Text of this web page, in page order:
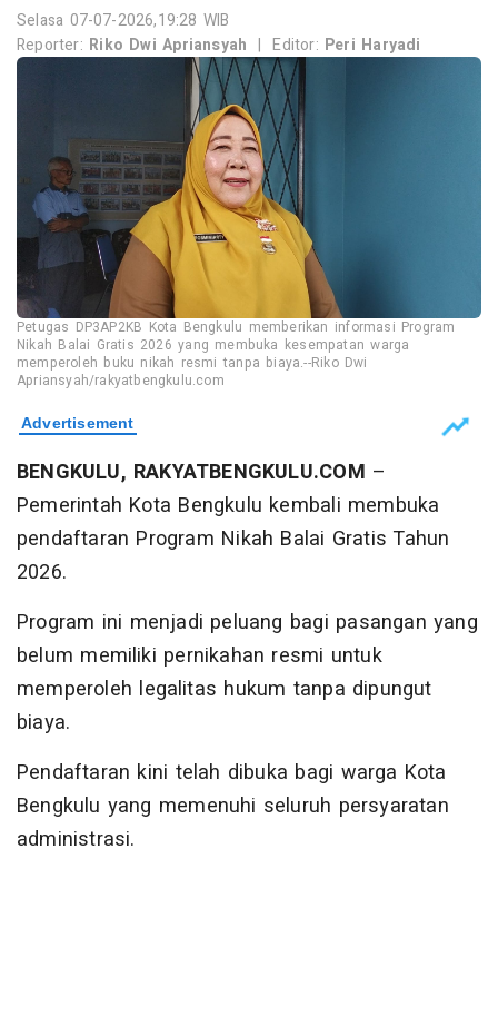
Selasa 07-07-2026,19:28 WIB
Reporter: Riko Dwi Apriansyah | Editor: Peri Haryadi
Petugas DP3AP2KB Kota Bengkulu memberikan informasi Program
Nikah Balai Gratis 2026 yang membuka kesempatan warga
memperoleh buku nikah resmi tanpa biaya.--Riko Dwi
Apriansyah/rakyatbengkulu.com
BENGKULU, RAKYATBENGKULU.COM –
Pemerintah Kota Bengkulu kembali membuka
pendaftaran Program Nikah Balai Gratis Tahun
2026.
Program ini menjadi peluang bagi pasangan yang
belum memiliki pernikahan resmi untuk
memperoleh legalitas hukum tanpa dipungut
biaya.
Pendaftaran kini telah dibuka bagi warga Kota
Bengkulu yang memenuhi seluruh persyaratan
administrasi.